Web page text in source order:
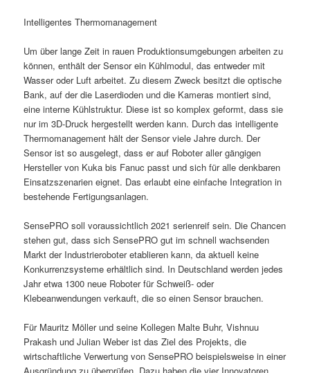
Intelligentes Thermomanagement
Um über lange Zeit in rauen Produktionsumgebungen arbeiten zu
können, enthält der Sensor ein Kühlmodul, das entweder mit
Wasser oder Luft arbeitet. Zu diesem Zweck besitzt die optische
Bank, auf der die Laserdioden und die Kameras montiert sind,
eine interne Kühlstruktur. Diese ist so komplex geformt, dass sie
nur im 3D-Druck hergestellt werden kann. Durch das intelligente
Thermomanagement hält der Sensor viele Jahre durch. Der
Sensor ist so ausgelegt, dass er auf Roboter aller gängigen
Hersteller von Kuka bis Fanuc passt und sich für alle denkbaren
Einsatzszenarien eignet. Das erlaubt eine einfache Integration in
bestehende Fertigungsanlagen.
SensePRO soll voraussichtlich 2021 serienreif sein. Die Chancen
stehen gut, dass sich SensePRO gut im schnell wachsenden
Markt der Industrieroboter etablieren kann, da aktuell keine
Konkurrenzsysteme erhältlich sind. In Deutschland werden jedes
Jahr etwa 1300 neue Roboter für Schweiß- oder
Klebeanwendungen verkauft, die so einen Sensor brauchen.
Für Mauritz Möller und seine Kollegen Malte Buhr, Vishnuu
Prakash und Julian Weber ist das Ziel des Projekts, die
wirtschaftliche Verwertung von SensePRO beispielsweise in einer